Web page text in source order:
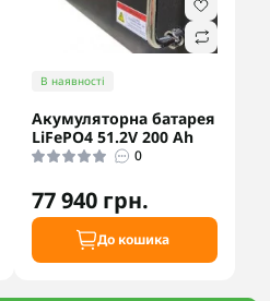
В наявності
Акумуляторна батарея
LiFePO4 51.2V 200 Ah
0
77 940 грн.
До кошика